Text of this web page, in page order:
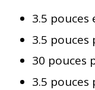
3.5 pouces
3.5 pouces
30 pouces
3.5